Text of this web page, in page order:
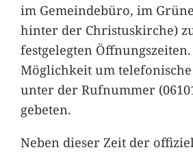
im Gemeindebüro, im
hinter der Christuskirche)
festgelegten
Möglichkeit um
unter der Rufnummer
gebeten.
Neben dieser Zeit der